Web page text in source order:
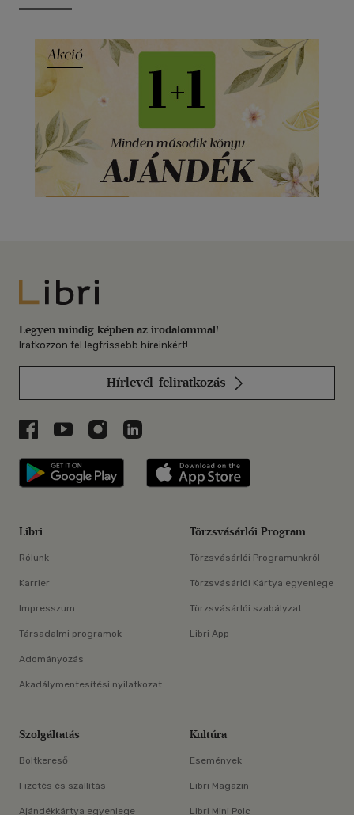
Libri
Legyen mindig képben az irodalommal!
Iratkozzon fel legfrissebb híreinkért!
Hírlevél-feliratkozás
Libri a Facebookon
Libri a Youtube-on
Libri az Instagramon
Libri a LinkedInen
Libri applikáció Szerezd meg: Google
Libri
Rólunk
Karrier
Impresszum
Társadalmi programok
Adományozás
Akadálymentesítési nyilatkozat
Törzsvásárlói Program
Törzsvásárlói Programunkról
Törzsvásárlói Kártya egyenlege
Törzsvásárlói szabályzat
Libri App
Szolgáltatás
Boltkereső
Fizetés és szállítás
Ajándékkártya egyenlege
Kultúra
Események
Libri Magazin
Libri Mini Polc